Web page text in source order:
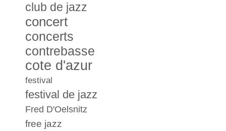
club de jazz
concert
concerts
contrebasse
cote d'azur
festival
festival de jazz
Fred D'Oelsnitz
free jazz